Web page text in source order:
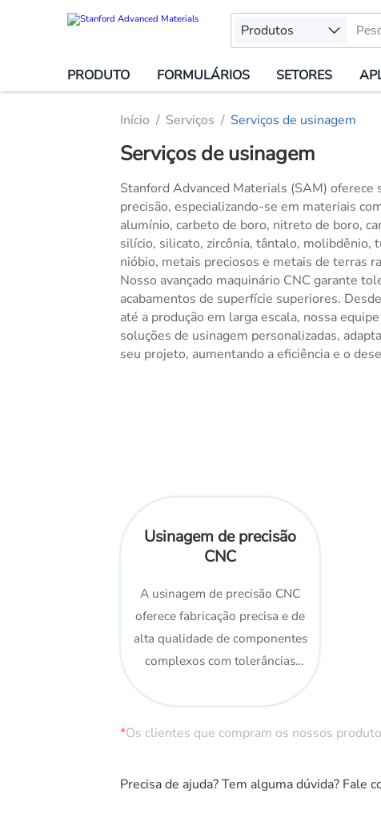
Produtos
PRODUTO FORMULÁRIOS SETORES
Início Serviços Serviços de usinagem
Serviços de usinagem
Stanford Advanced Materials (SAM) oferece
precisão, especializando-se em materiais
alumínio, carbeto de boro, nitreto de boro,
silício, silicato, zircônia, tântalo, molibdênio,
nióbio, metais preciosos e metais de terras
Nosso avançado maquinário CNC garante
acabamentos de superfície superiores.
até a produção em larga escala, nossa
soluções de usinagem personalizadas,
seu projeto, aumentando a eficiência e o
Usinagem de precisão
CNC
A usinagem de precisão CNC
oferece fabricação precisa e de
alta qualidade de componentes
complexos com tolerâncias
*Os clientes que compram os nossos
Precisa de ajuda? Tem alguma dúvida? Fale